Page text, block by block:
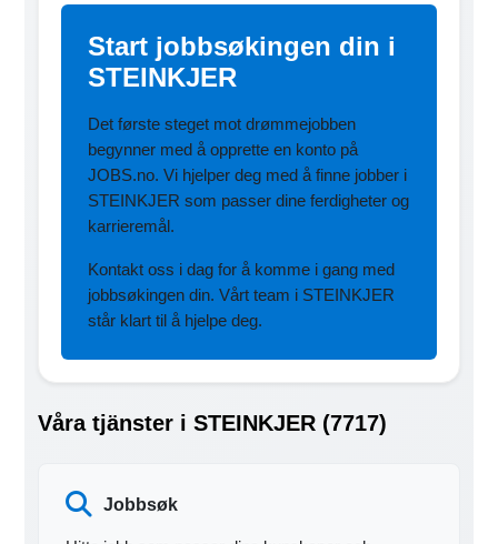
Start jobbsøkingen din i
STEINKJER
Det første steget mot drømmejobben
begynner med å opprette en konto på
JOBS.no. Vi hjelper deg med å finne jobber i
STEINKJER som passer dine ferdigheter og
karrieremål.
Kontakt oss i dag for å komme i gang med
jobbsøkingen din. Vårt team i STEINKJER
står klart til å hjelpe deg.
Våra tjänster i STEINKJER (7717)
Jobbsøk